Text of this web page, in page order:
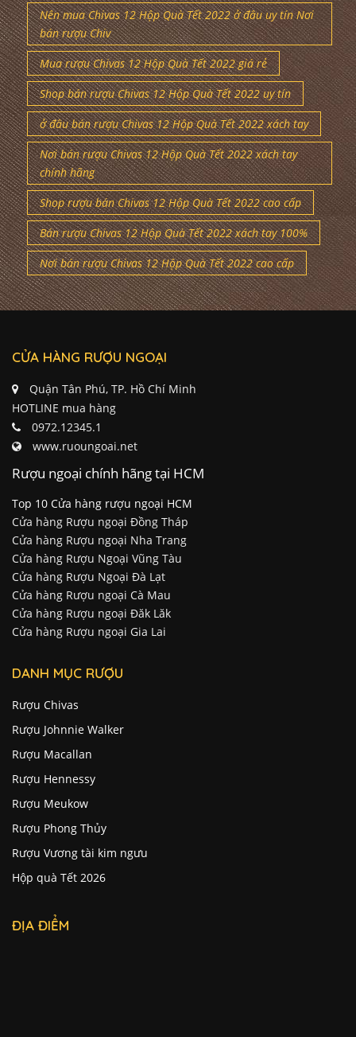
Nên mua Chivas 12 Hộp Quà Tết 2022 ở đâu uy tín Nơi
bán rượu Chiv
Mua rượu Chivas 12 Hộp Quà Tết 2022 giá rẻ
Shop bán rượu Chivas 12 Hộp Quà Tết 2022 uy tín
ở đâu bán rượu Chivas 12 Hộp Quà Tết 2022 xách tay
Nơi bán rượu Chivas 12 Hộp Quà Tết 2022 xách tay
chính hãng
Shop rượu bán Chivas 12 Hộp Quà Tết 2022 cao cấp
Bán rượu Chivas 12 Hộp Quà Tết 2022 xách tay 100%
Nơi bán rượu Chivas 12 Hộp Quà Tết 2022 cao cấp
CỬA HÀNG RƯỢU NGOẠI
Quận Tân Phú, TP. Hồ Chí Minh
HOTLINE mua hàng
0972.12345.1
www.ruoungoai.net
Rượu ngoại chính hãng tại HCM
Top 10 Cửa hàng rượu ngoại HCM
Cửa hàng Rượu ngoại Đồng Tháp
Cửa hàng Rượu ngoại Nha Trang
Cửa hàng Rượu Ngoại Vũng Tàu
Cửa hàng Rượu Ngoại Đà Lạt
Cửa hàng Rượu ngoại Cà Mau
Cửa hàng Rượu ngoại Đăk Lăk
Cửa hàng Rượu ngoại Gia Lai
DANH MỤC RƯỢU
Rượu Chivas
Rượu Johnnie Walker
Rượu Macallan
Rượu Hennessy
Rượu Meukow
Rượu Phong Thủy
Rượu Vương tài kim ngưu
Hộp quà Tết 2026
ĐỊA ĐIỂM